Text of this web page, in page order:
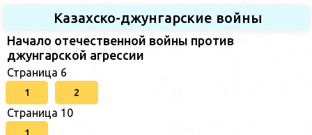
Казахско-джунгарские войны
Начало отечественной войны против
джунгарской агрессии
Страница 6
1 2
Страница 10